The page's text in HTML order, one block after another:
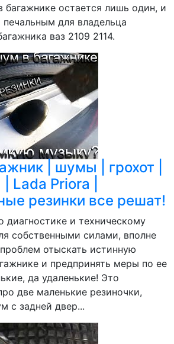
багажнике остается лишь один, и
для владельца
ваз 2109 2114.
| шумы | грохот |
Lada Priora |
резинки все решат!
диагностике и техническому
собственными силами, вполне
отыскать истинную
и предпринять меры по ее
да удаленькие! Это
две маленькие резиночки,
с задней двер...